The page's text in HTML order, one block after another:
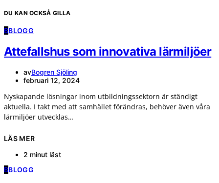
DU KAN OCKSÅ GILLA
BBLOGG
Attefallshus som innovativa lärmiljöer
avBogren Sjöling
februari 12, 2024
Nyskapande lösningar inom utbildningssektorn är ständigt
aktuella. I takt med att samhället förändras, behöver även våra
lärmiljöer utvecklas…
LÄS MER
2 minut läst
BBLOGG